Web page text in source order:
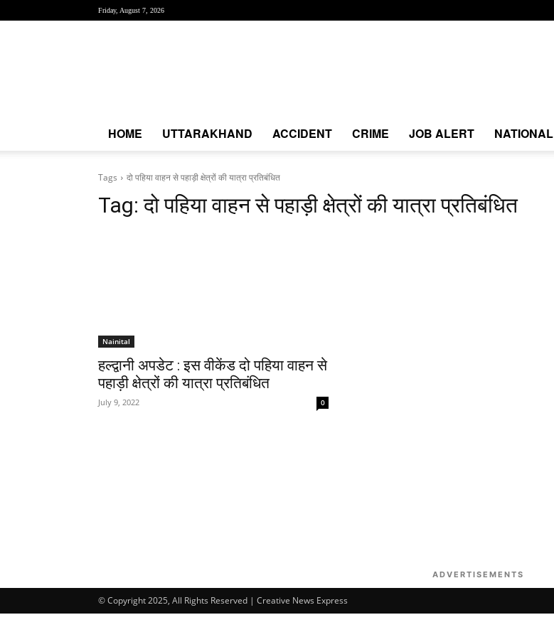
Friday, August 7, 2026
HOME UTTARAKHAND ACCIDENT CRIME JOB ALERT NATIONAL
Tags दो पहिया वाहन से पहाड़ी क्षेत्रों की यात्रा प्रतिबंधित
Tag:दो पहिया वाहन से पहाड़ी क्षेत्रों की यात्रा प्रतिबंधित
Nainital
हल्द्वानी अपडेट : इस वीकेंड दो पहिया वाहन से
पहाड़ी क्षेत्रों की यात्रा प्रतिबंधित
July 9, 2022 0
ADVERTISEMENTS
© Copyright 2025, All Rights Reserved | Creative News Express